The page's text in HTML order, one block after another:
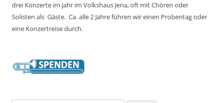
drei Konzerte im Jahr im Volkshaus Jena, oft mit Chören oder
Solisten als Gäste. Ca. alle 2 Jahre führen wir einen Probentag oder
eine Konzertreise durch.